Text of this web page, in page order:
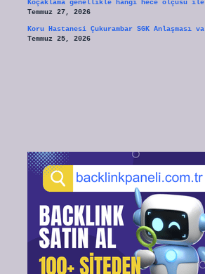
Koçaklama genellikle hangi hece ölçüsü
Temmuz 27, 2026
Koru Hastanesi Çukurambar SGK Anlaşması
Temmuz 25, 2026